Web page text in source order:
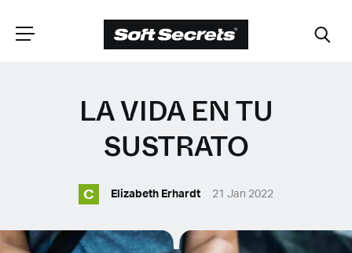
ELIGE TU
UBICACIÓN
English (United Kingdom)
LA VIDA EN TU
SUSTRATO
C Elizabeth Erhardt 21 Jan 2022